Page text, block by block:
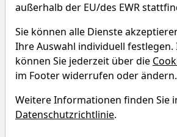
außerhalb der EU/des EWR
Sie können alle Dienste
Ihre Auswahl individuell
können Sie jederzeit über die
im Footer widerrufen oder ändern.
Weitere Informationen finden Sie
Datenschutzrichtlinie.